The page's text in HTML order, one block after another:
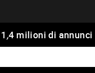
1 ,4 milioni di annunci